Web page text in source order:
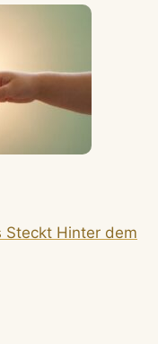
Steckt Hinter dem